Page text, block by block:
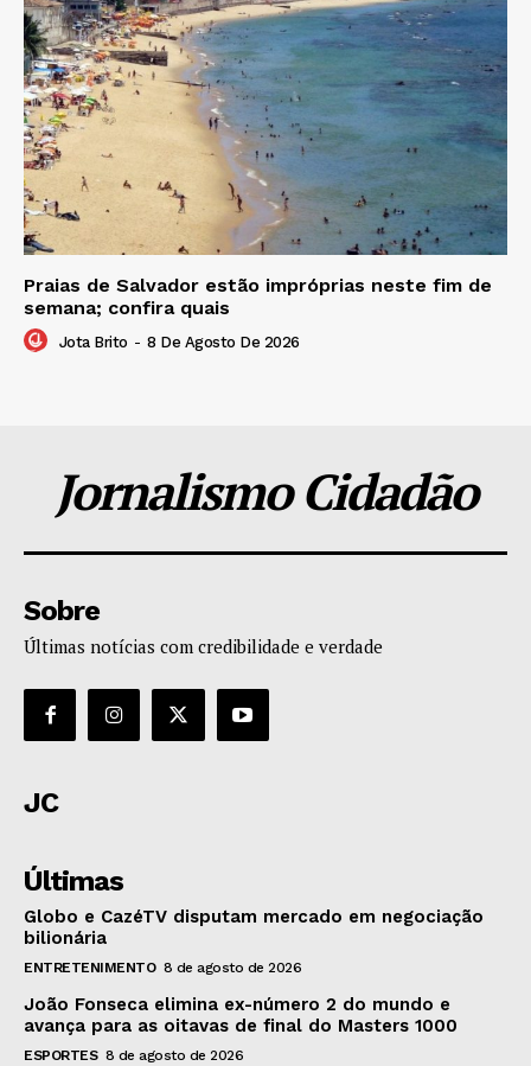
Praias de Salvador estão impróprias neste fim de
semana; confira quais
Jota Brito - 8 De Agosto De 2026
Jornalismo Cidadão
Sobre
Últimas notícias com credibilidade e verdade
JC
Últimas
Globo e CazéTV disputam mercado em negociação
bilionária
ENTRETENIMENTO 8 de agosto de 2026
João Fonseca elimina ex-número 2 do mundo e
avança para as oitavas de final do Masters 1000
ESPORTES 8 de agosto de 2026